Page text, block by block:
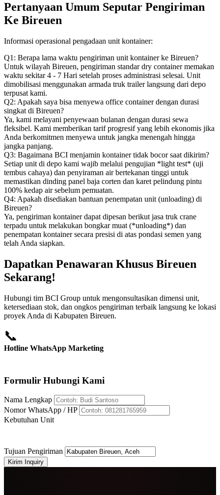
Pertanyaan Umum Seputar Pengiriman
Ke Bireuen
Informasi operasional pengadaan unit kontainer:
Q1: Berapa lama waktu pengiriman unit kontainer ke Bireuen?
Untuk wilayah Bireuen, pengiriman standar dry container memakan
waktu sekitar 4 - 7 Hari setelah proses administrasi selesai. Unit
dimobilisasi menggunakan armada truk trailer langsung dari depo
terpusat kami.
Q2: Apakah saya bisa menyewa office container dengan durasi
singkat di Bireuen?
Ya, kami melayani penyewaan bulanan dengan durasi sewa
fleksibel. Kami memberikan tarif progresif yang lebih ekonomis jika
Anda berkomitmen menyewa untuk jangka menengah hingga
jangka panjang.
Q3: Bagaimana BCI menjamin kontainer tidak bocor saat dikirim?
Setiap unit di depo kami wajib melalui pengujian *light test* (uji
tembus cahaya) dan penyiraman air bertekanan tinggi untuk
memastikan dinding panel baja corten dan karet pelindung pintu
100% kedap air sebelum pemuatan.
Q4: Apakah disediakan bantuan penempatan unit (unloading) di
Bireuen?
Ya, pengiriman kontainer dapat dipesan berikut jasa truk crane
terpadu untuk melakukan bongkar muat (*unloading*) dan
penempatan kontainer secara presisi di atas pondasi semen yang
telah Anda siapkan.
Dapatkan Penawaran Khusus Bireuen
Sekarang!
Hubungi tim BCI Group untuk mengonsultasikan dimensi unit,
ketersediaan stok, dan ongkos pengiriman terbaik langsung ke lokasi
proyek Anda di Kabupaten Bireuen.
📞
Hotline WhatsApp Marketing
Formulir Hubungi Kami
Nama Lengkap
Nomor WhatsApp / HP
Kebutuhan Unit
Tujuan Pengiriman
Kirim Inquiry